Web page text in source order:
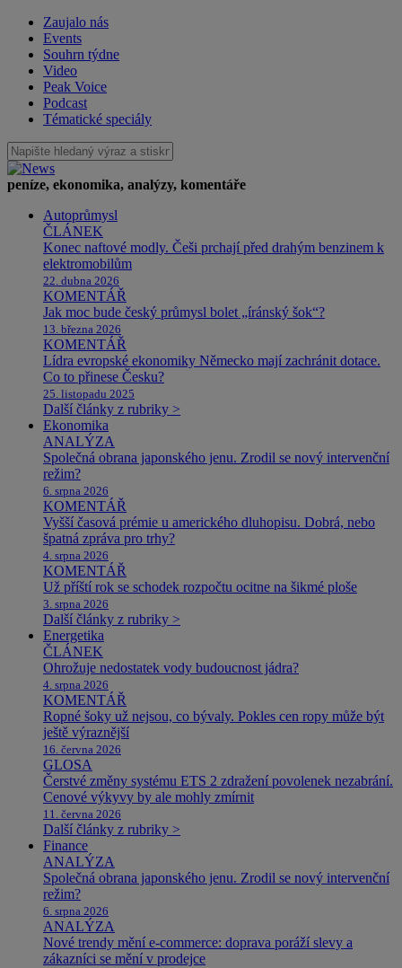
Zaujalo nás
Events
Souhrn týdne
Video
Peak Voice
Podcast
Tématické speciály
peníze, ekonomika, analýzy, komentáře
Autoprůmysl
ČLÁNEK
Konec naftové modly. Češi prchají před drahým benzinem k
elektromobilům
22. dubna 2026
KOMENTÁŘ
Jak moc bude český průmysl bolet „íránský šok“?
13. března 2026
KOMENTÁŘ
Lídra evropské ekonomiky Německo mají zachránit dotace.
Co to přinese Česku?
25. listopadu 2025
Další články z rubriky >
Ekonomika
ANALÝZA
Společná obrana japonského jenu. Zrodil se nový intervenční
režim?
6. srpna 2026
KOMENTÁŘ
Vyšší časová prémie u amerického dluhopisu. Dobrá, nebo
špatná zpráva pro trhy?
4. srpna 2026
KOMENTÁŘ
Už příští rok se schodek rozpočtu ocitne na šikmé ploše
3. srpna 2026
Další články z rubriky >
Energetika
ČLÁNEK
Ohrožuje nedostatek vody budoucnost jádra?
4. srpna 2026
KOMENTÁŘ
Ropné šoky už nejsou, co bývaly. Pokles cen ropy může být
ještě výraznější
16. června 2026
GLOSA
Čerstvé změny systému ETS 2 zdražení povolenek nezabrání.
Cenové výkyvy by ale mohly zmírnit
11. června 2026
Další články z rubriky >
Finance
ANALÝZA
Společná obrana japonského jenu. Zrodil se nový intervenční
režim?
6. srpna 2026
ANALÝZA
Nové trendy mění e-commerce: doprava poráží slevy a
zákazníci se mění v prodejce